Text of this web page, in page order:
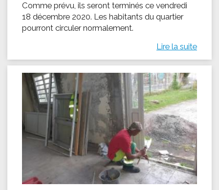
Comme prévu, ils seront terminés ce vendredi
18 décembre 2020. Les habitants du quartier
pourront circuler normalement.
Lire la suite